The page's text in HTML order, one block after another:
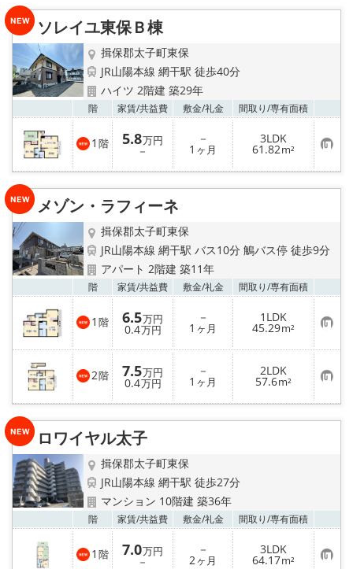
り
ソレイユ東保Ｂ棟
揖保郡太子町東保
JR山陽本線 網干駅 徒歩40分
ハイツ 2階建 築29年
階 家賃/共益費 敷金/礼金 間取り/専有面積
1 階 5.8万円
－
－
1 ヶ月
3LDK
61.82m² お
気
に
り
メゾン・ラフィーネ
揖保郡太子町東保
JR山陽本線 網干駅 バス10分 鵤バス停 徒歩9分
アパート 2階建 築11年
階 家賃/共益費 敷金/礼金 間取り/専有面積
1 階 6.5万円
0.4万円
－
1 ヶ月
1LDK
45.29m² お
気
に
入
り
登
録
2階 7.5万円
0.4万円
－
1 ヶ月
2LDK
57.6m² お
気
に
り
ロワイヤル太子
揖保郡太子町東保
JR山陽本線 網干駅 徒歩27分
マンション 10階建 築36年
階 家賃/共益費 敷金/礼金 間取り/専有面積
1 階 7.0万円
－
－
2ヶ月
3LDK
64.17m² お